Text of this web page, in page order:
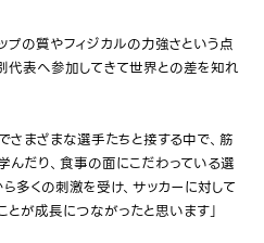
プの質やフィジカルの力強さという点
代表へ参加してきて世界との差を知れ
さまざまな選手たちと接する中で、筋
んだり、食事の面にこだわっている選
多くの刺激を受け、サッカーに対して
が成長につながったと思います」